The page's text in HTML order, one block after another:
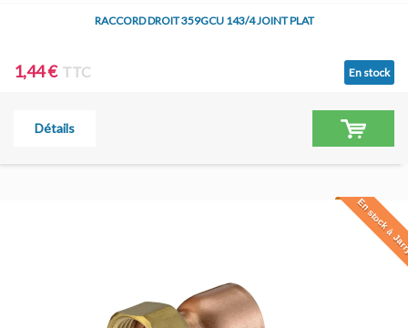
RACCORD DROIT 359GCU 143/4 JOINT PLAT
1,44 € TTC En stock
Détails
En stock à